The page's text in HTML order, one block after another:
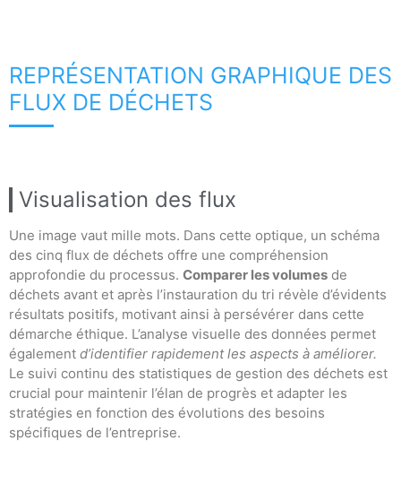
REPRÉSENTATION GRAPHIQUE DES
FLUX DE DÉCHETS
Visualisation des flux
Une image vaut mille mots. Dans cette optique, un schéma
des cinq flux de déchets offre une compréhension
approfondie du processus. Comparer les volumes de
déchets avant et après l’instauration du tri révèle d’évidents
résultats positifs, motivant ainsi à persévérer dans cette
démarche éthique. L’analyse visuelle des données permet
également d’identifier rapidement les aspects à améliorer.
Le suivi continu des statistiques de gestion des déchets est
crucial pour maintenir l’élan de progrès et adapter les
stratégies en fonction des évolutions des besoins
spécifiques de l’entreprise.